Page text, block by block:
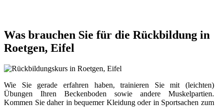
Was brauchen Sie für die Rückbildung in
Roetgen, Eifel
Wie Sie gerade erfahren haben, trainieren Sie mit (leichten)
Übungen Ihren Beckenboden sowie andere Muskelpartien.
Kommen Sie daher in bequemer Kleidung oder in Sportsachen zum